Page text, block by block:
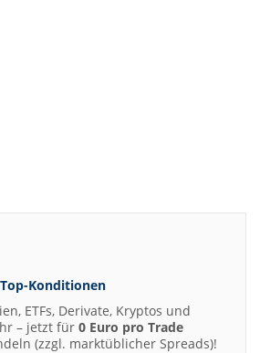
Top-Konditionen
ETFs, Derivate, Kryptos und
– jetzt für 0 Euro pro Trade
(zzgl. marktüblicher Spreads)!